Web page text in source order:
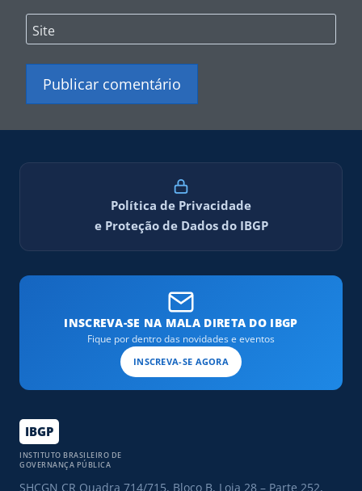
Site
Política de Privacidade
e Proteção de Dados do IBGP
INSCREVA-SE NA MALA DIRETA DO IBGP
Fique por dentro das novidades e eventos
INSCREVA-SE AGORA
IBGP
INSTITUTO BRASILEIRO DE
GOVERNANÇA PÚBLICA
SHCGN CR Quadra 714/715, Bloco B, Loja 28 – Parte 252,